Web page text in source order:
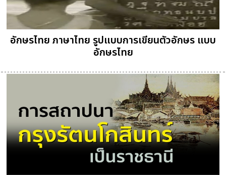
อักษรไทย ภาษาไทย รูปแบบการเขียนตัวอักษร แบบ
อักษรไทย